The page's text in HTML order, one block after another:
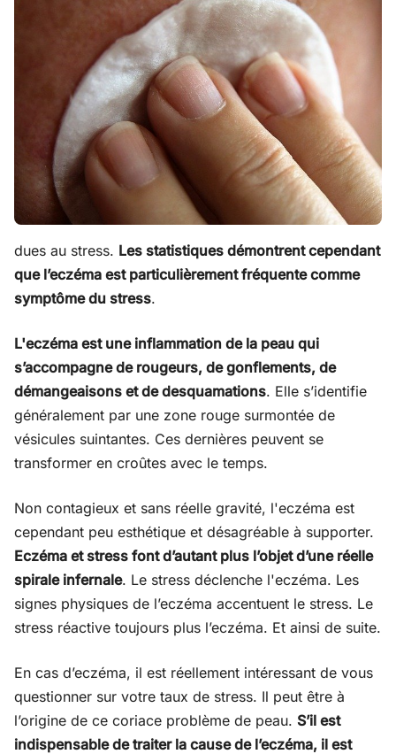
dues au stress. Les statistiques démontrent cependant
que l’eczéma est particulièrement fréquente comme
symptôme du stress.
L'eczéma est une inflammation de la peau qui
s’accompagne de rougeurs, de gonflements, de
démangeaisons et de desquamations. Elle s’identifie
généralement par une zone rouge surmontée de
vésicules suintantes. Ces dernières peuvent se
transformer en croûtes avec le temps.
Non contagieux et sans réelle gravité, l'eczéma est
cependant peu esthétique et désagréable à supporter.
Eczéma et stress font d’autant plus l’objet d’une réelle
spirale infernale. Le stress déclenche l'eczéma. Les
signes physiques de l’eczéma accentuent le stress. Le
stress réactive toujours plus l’eczéma. Et ainsi de suite.
En cas d’eczéma, il est réellement intéressant de vous
questionner sur votre taux de stress. Il peut être à
l’origine de ce coriace problème de peau. S’il est
indispensable de traiter la cause de l’eczéma, il est